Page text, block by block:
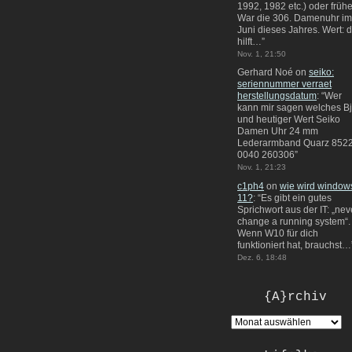
1992, 1982 etc.) oder
War die 306. Damenuhr im
Juni dieses Jahres. Wert:
hilft…”
Nov. 1, 21:50
Gerhard Noé on seiko:
seriennummer verraet
herstellungsdatum: “Wer
kann mir sagen welches
und heutiger Wert Seiko
Damen Uhr 24 mm
Lederarmband Quarz
0040 260306”
Nov. 1, 21:23
c1ph4 on wie wird
11?: “Es gibt ein gutes
Sprichwort aus der IT:
change a running system“.
Wenn W10 für dich
funktioniert hat, brauchst…
Dez. 6, 18:48
{A}rchiv